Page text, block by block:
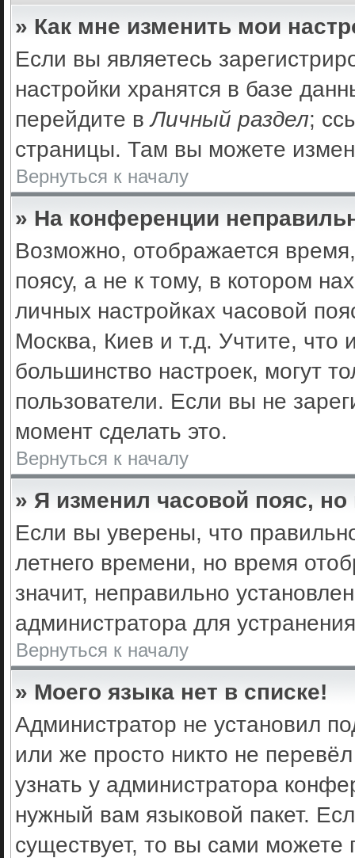
» Как мне изменить мои
Если вы являетесь
настройки хранятся в базе
перейдите вЛичный раздел;
страницы. Там вы можете
Вернуться к началу
» На конференции
Возможно, отображается
поясу, а не к тому, в котором
личных настройках часовой
Москва, Киев и т.д. Учтите, что
большинство настроек, могут
пользователи. Если вы не
момент сделать это.
Вернуться к началу
» Я изменил часовой пояс,
Если вы уверены, что
летнего времени, но время
значит, неправильно
администратора для
Вернуться к началу
» Моего языка нет в списке!
Администратор не установил
или же просто никто не
узнать у администратора
нужный вам языковой пакет.
существует, то вы сами можете